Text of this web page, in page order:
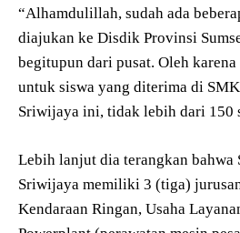
“Alhamdulillah, sudah ada
diajukan ke Disdik Provinsi
begitupun dari pusat. Oleh
untuk siswa yang diterima di
Sriwijaya ini, tidak lebih dari 150
Lebih lanjut dia terangkan bahwa
Sriwijaya memiliki 3 (tiga)
Kendaraan Ringan, Usaha